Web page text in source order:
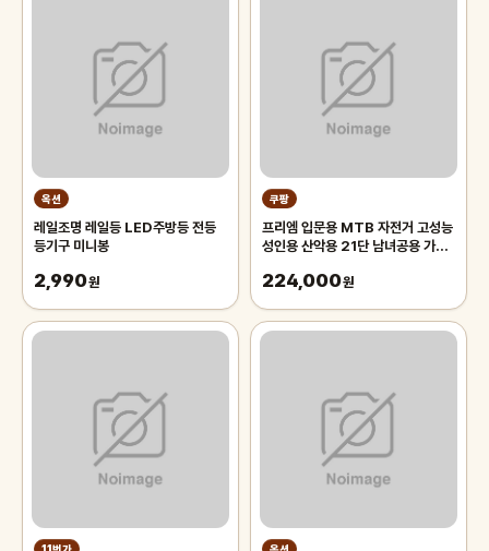
옥션
레일조명 레일등 LED주방등 전등
등기구 미니봉
2,990원
쿠팡
프리엠 입문용 MTB 자전거 고성능
성인용 산악용 21단 남녀공용 가성
175cm, 그레이 오렌지/21단/26
224,000원